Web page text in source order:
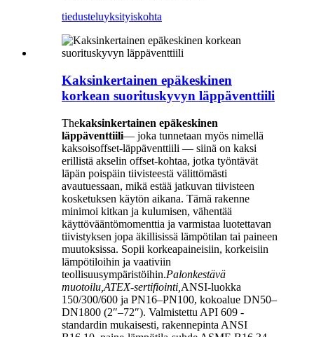
tiedusteluyksityiskohta
Kaksinkertainen epäkeskinen
korkean suorituskyvyn läppäventtiili
Thekaksinkertainen epäkeskinen
läppäventtiili— joka tunnetaan myös nimellä
kaksoisoffset-läppäventtiili — siinä on kaksi
erillistä akselin offset-kohtaa, jotka työntävät
läpän poispäin tiivisteestä välittömästi
avautuessaan, mikä estää jatkuvan tiivisteen
kosketuksen käytön aikana. Tämä rakenne
minimoi kitkan ja kulumisen, vähentää
käyttövääntömomenttia ja varmistaa luotettavan
tiivistyksen jopa äkillisissä lämpötilan tai paineen
muutoksissa. Sopii korkeapaineisiin, korkeisiin
lämpötiloihin ja vaativiin
teollisuusympäristöihin.Palonkestävä
muotoilu, ATEX-sertifiointi, ANSI-luokka
150/300/600 ja PN16–PN100, kokoalue DN50–
DN1800 (2″–72″). Valmistettu API 609 -
standardin mukaisesti, rakennepinta ANSI